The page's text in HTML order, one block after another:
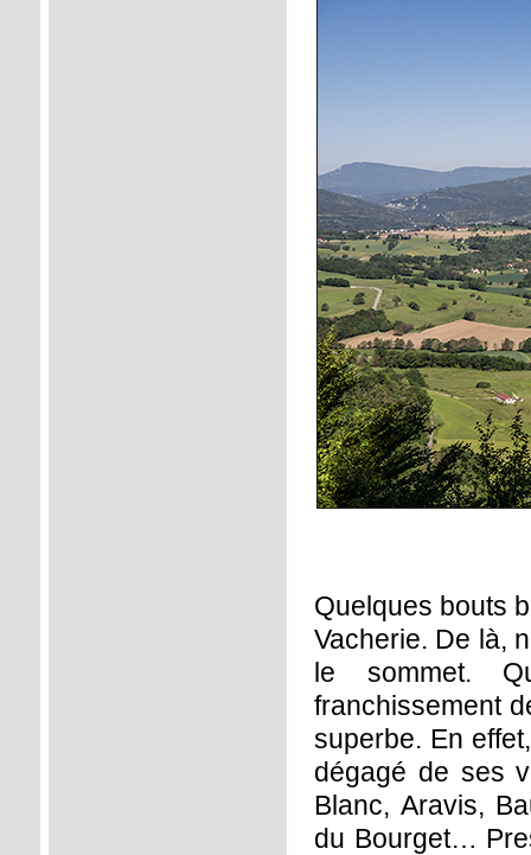
Quelques bouts
Vacherie. De là,
le sommet.
franchissement
superbe. En
dégagé de ses
Blanc, Aravis,
du Bourget…